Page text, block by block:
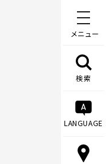
メニュー
検索
LANGUAGE